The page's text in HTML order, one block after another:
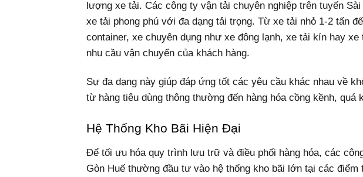
lượng xe tải. Các công ty vận tải chuyên nghiệp trên tuyến
xe tải phong phú với đa dạng tải trọng. Từ xe tải nhỏ 1-2 tấn
container, xe chuyên dụng như xe đông lạnh, xe tải kín hay
nhu cầu vận chuyển của khách hàng.
Sự đa dạng này giúp đáp ứng tốt các yêu cầu khác nhau về
từ hàng tiêu dùng thông thường đến hàng hóa cồng kềnh, quá
Hệ Thống Kho Bãi Hiện Đại
Để tối ưu hóa quy trình lưu trữ và điều phối hàng hóa, các
Gòn Huế thường đầu tư vào hệ thống kho bãi lớn tại các điểm